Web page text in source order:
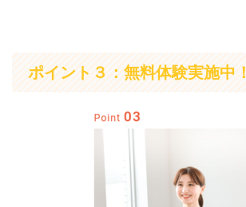
ポイント３：無料体験実施中！